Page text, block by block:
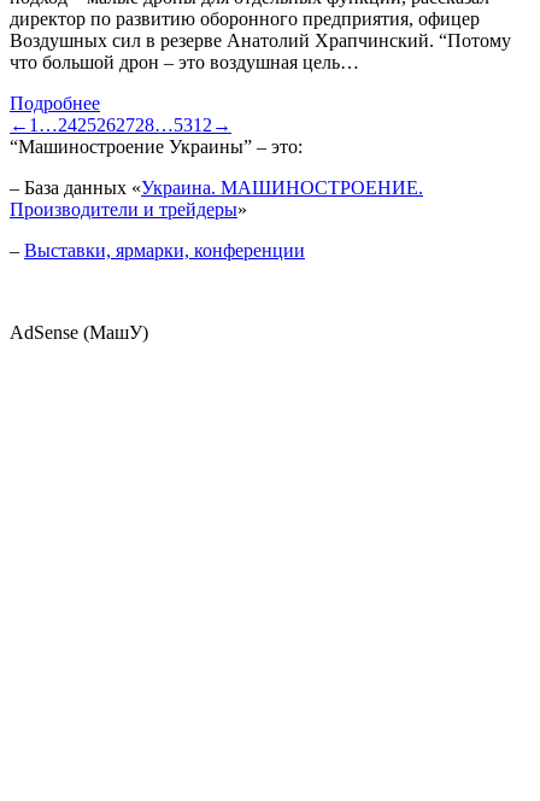
директор по развитию оборонного предприятия, офицер
Воздушных сил в резерве Анатолий Храпчинский. “Потому
что большой дрон – это воздушная цель…
Подробнее
← 1 …2425262728…5312 →
“Машиностроение Украины” – это:
– База данных «Украина. МАШИНОСТРОЕНИЕ.
Производители и трейдеры»
– Выставки, ярмарки, конференции
AdSense (МашУ)